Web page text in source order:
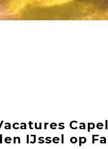
IJssel op